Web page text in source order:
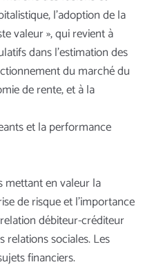
l’adoption de la
valeur », qui revient à
dans l’estimation des
du marché du
de rente, et à la
et la performance
mettant en valeur la
de risque et l’importance
débiteur-créditeur
sociales. Les
financiers.